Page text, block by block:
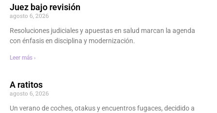
Juez bajo revisión
agosto 6, 2026
Resoluciones judiciales y apuestas en salud marcan la agenda
con énfasis en disciplina y modernización.
Leer más ›
A ratitos
agosto 6, 2026
Un verano de coches, otakus y encuentros fugaces, decidido a